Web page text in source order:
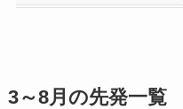
3～8月の先発一覧